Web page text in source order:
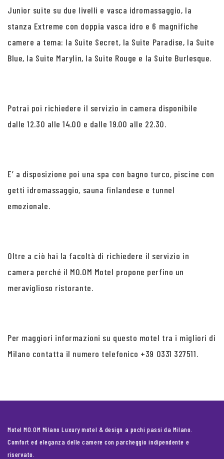
Junior suite su due livelli e vasca idromassaggio, la
stanza Extreme con doppia vasca idro e 6 magnifiche
camere a tema: la Suite Secret, la Suite Paradise, la Suite
Blue, la Suite Marylin, la Suite Rouge e la Suite Burlesque.
Potrai poi richiedere il servizio in camera disponibile
dalle 12.30 alle 14.00 e dalle 19.00 alle 22.30.
E’ a disposizione poi una spa con bagno turco, piscine con
getti idromassaggio, sauna finlandese e tunnel
emozionale.
Oltre a ciò hai la facoltà di richiedere il servizio in
camera perché il MO.OM Motel propone perfino un
meraviglioso ristorante.
Per maggiori informazioni su questo motel tra i migliori di
Milano contatta il numero telefonico +39 0331 327511.
Motel MO.OM Milano Luxury motel & design a pochi passi da Milano.
Comfort ed eleganza delle camere con parcheggio indipendente e
riservato.